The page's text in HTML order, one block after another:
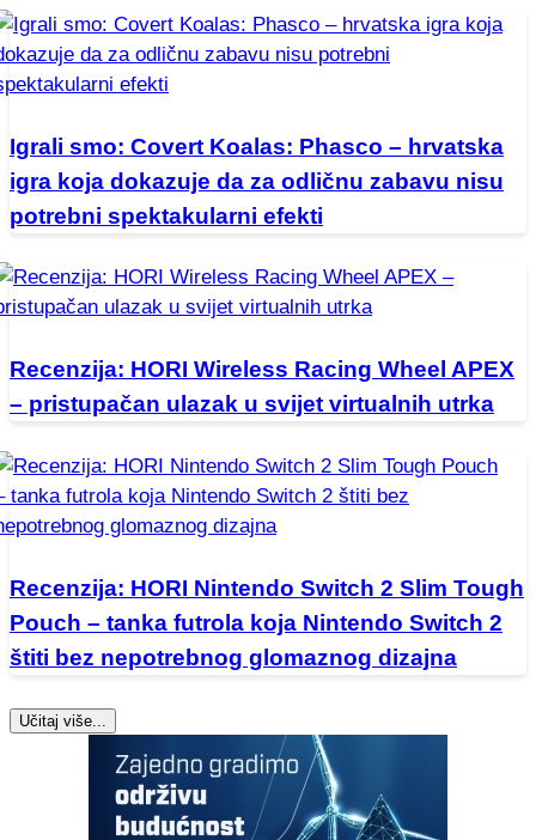
Igrali smo: Covert Koalas: Phasco – hrvatska
igra koja dokazuje da za odličnu zabavu nisu
potrebni spektakularni efekti
Recenzija: HORI Wireless Racing Wheel APEX
– pristupačan ulazak u svijet virtualnih utrka
Recenzija: HORI Nintendo Switch 2 Slim Tough
Pouch – tanka futrola koja Nintendo Switch 2
štiti bez nepotrebnog glomaznog dizajna
Učitaj više...